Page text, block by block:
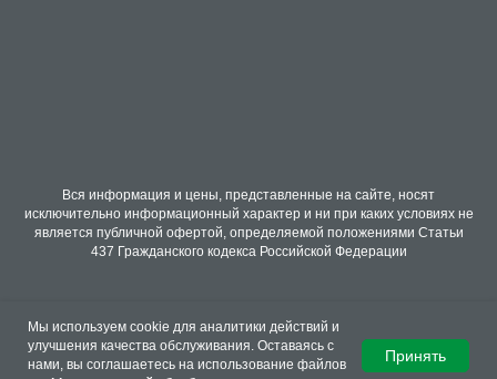
Вся информация и цены, представленные на сайте, носят
исключительно информационный характер и ни при каких условиях не
является публичной офертой, определяемой положениями Статьи
437 Гражданского кодекса Российской Федерации
Мы используем cookie для аналитики действий и
улучшения качества обслуживания. Оставаясь с
нами, вы соглашаетесь на использование файлов
Принять
Made on Tilda